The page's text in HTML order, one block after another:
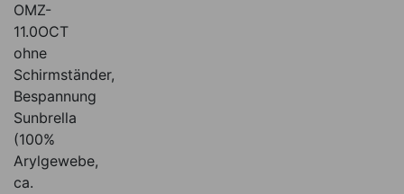
OMZ-
11.0OCT
ohne
Schirmständer,
Bespannung
Sunbrella
(100%
Arylgewebe,
ca.